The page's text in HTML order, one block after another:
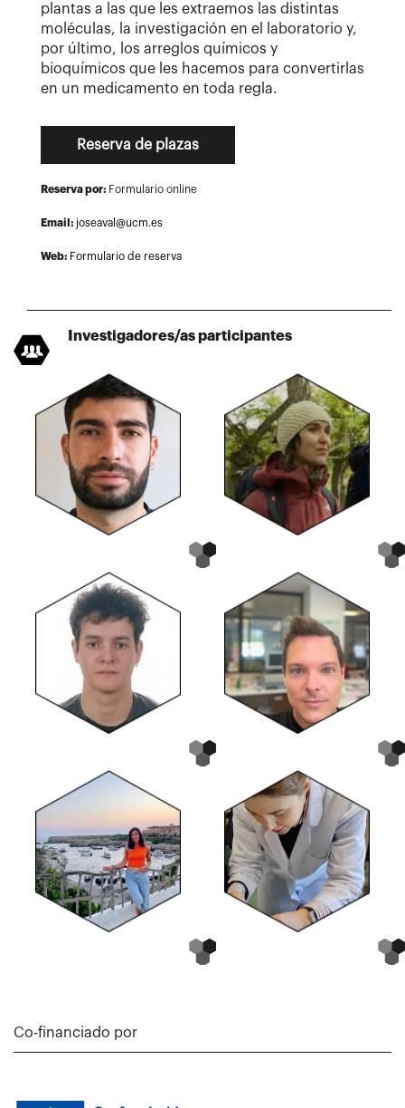
plantas a las que les extraemos las distintas
moléculas, la investigación en el laboratorio y,
por último, los arreglos químicos y
bioquímicos que les hacemos para convertirlas
en un medicamento en toda regla.
Reserva de plazas
Reserva por: Formulario online
Email: joseaval@ucm.es
Web: Formulario de reserva
Investigadores/as participantes
Co-financiado por